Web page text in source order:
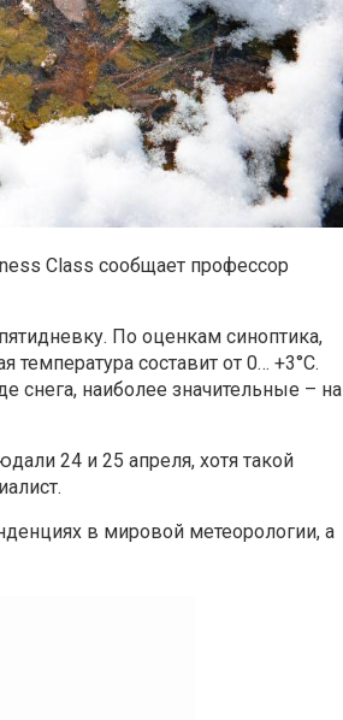
Class сообщает профессор
По оценкам синоптика,
составит от 0… +3°C.
наиболее значительные – на
24 и 25 апреля, хотя такой
в мировой метеорологии, а